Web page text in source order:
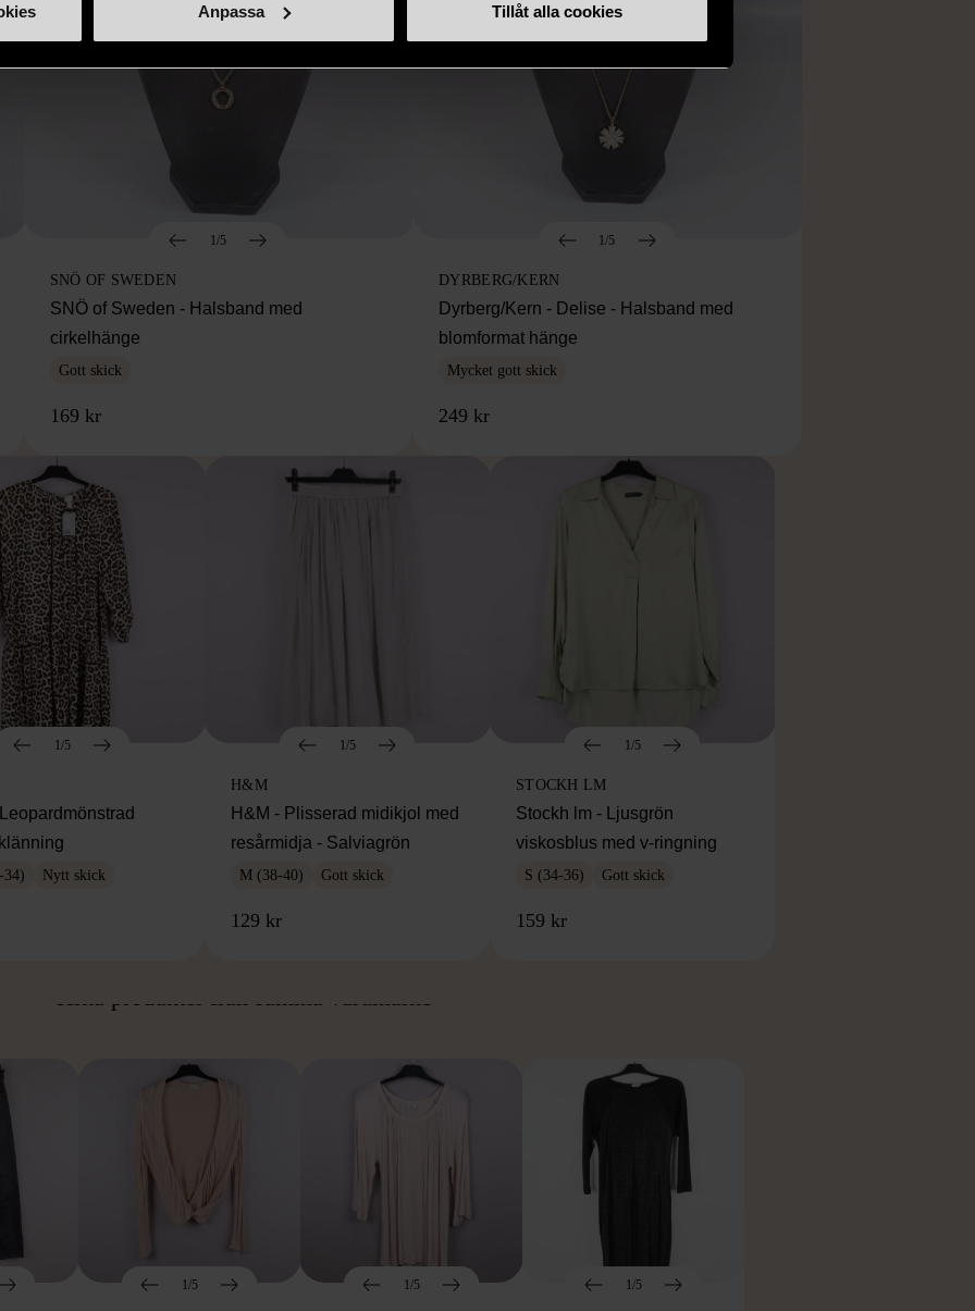
Anpassa Tillåt alla cookies
1/5
SNÖ OF SWEDEN
SNÖ of Sweden - Halsband med
cirkelhänge
Gott skick
169 kr
1/5
DYRBERG/KERN
Dyrberg/Kern - Delise - Halsband med
blomformat hänge
Mycket gott skick
249 kr
1/5
34) Nytt skick
1/5
H&M
H&M - Plisserad midikjol med
resårmidja - Salviagrön
M (38-40) Gott skick
129 kr
1/5
STOCKH LM
Stockh lm - Ljusgrön
viskosblus med v-ringning
S (34-36) Gott skick
159 kr
Hitta produkter från samma varumärke
1/5 1/5 1/5